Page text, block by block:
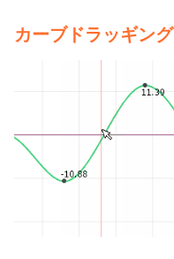
カーブドラッギング